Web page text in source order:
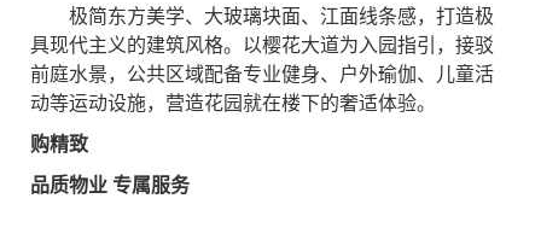
极简东方美学、大玻璃块面、江面线条感，打造极
具现代主义的建筑风格。以樱花大道为入园指引，接驳
前庭水景，公共区域配备专业健身、户外瑜伽、儿童活
动等运动设施，营造花园就在楼下的奢适体验。
购精致
品质物业 专属服务